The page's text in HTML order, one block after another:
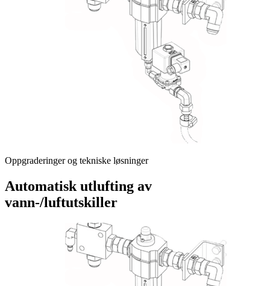
Oppgraderinger og tekniske løsninger
Automatisk utlufting av
vann-/luftutskiller